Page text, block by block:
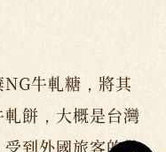
牛軋糖，將其
餅，大概是台灣
到外國旅客的歡